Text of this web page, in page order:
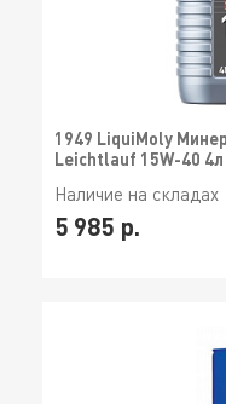
1949 LiquiMoly
Leichtlauf 15W-40 4л
Наличие на складах
5 985 р.